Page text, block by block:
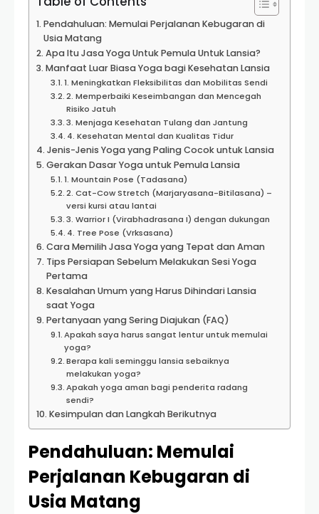
Pendahuluan: Memulai Perjalanan Kebugaran di
Usia Matang
Apa Itu Jasa Yoga Untuk Pemula Untuk Lansia?
Manfaat Luar Biasa Yoga bagi Kesehatan Lansia
1. Meningkatkan Fleksibilitas dan Mobilitas Sendi
2. Memperbaiki Keseimbangan dan Mencegah
Risiko Jatuh
3. Menjaga Kesehatan Tulang dan Jantung
4. Kesehatan Mental dan Kualitas Tidur
Jenis-Jenis Yoga yang Paling Cocok untuk Lansia
Gerakan Dasar Yoga untuk Pemula Lansia
1. Mountain Pose (Tadasana)
2. Cat-Cow Stretch (Marjaryasana-Bitilasana) –
versi kursi atau lantai
3. Warrior I (Virabhadrasana I) dengan dukungan
4. Tree Pose (Vrksasana)
Cara Memilih Jasa Yoga yang Tepat dan Aman
Tips Persiapan Sebelum Melakukan Sesi Yoga
Pertama
Kesalahan Umum yang Harus Dihindari Lansia
saat Yoga
Pertanyaan yang Sering Diajukan (FAQ)
Apakah saya harus sangat lentur untuk memulai
yoga?
Berapa kali seminggu lansia sebaiknya
melakukan yoga?
Apakah yoga aman bagi penderita radang
sendi?
Kesimpulan dan Langkah Berikutnya
Pendahuluan: Memulai
Perjalanan Kebugaran di
Usia Matang